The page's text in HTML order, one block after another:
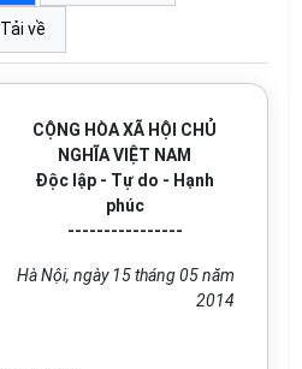
Tải về
CỘNG HÒA XÃ HỘI CHỦ
NGHĨA VIỆT NAM
Độc lập - Tự do - Hạnh
phúc
----------------
Hà Nội, ngày 15 tháng 05 năm
2014